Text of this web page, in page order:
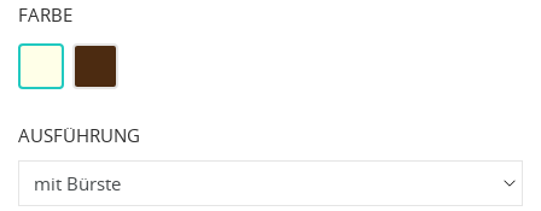
FARBE
Weiß Braun
AUSFÜHRUNG